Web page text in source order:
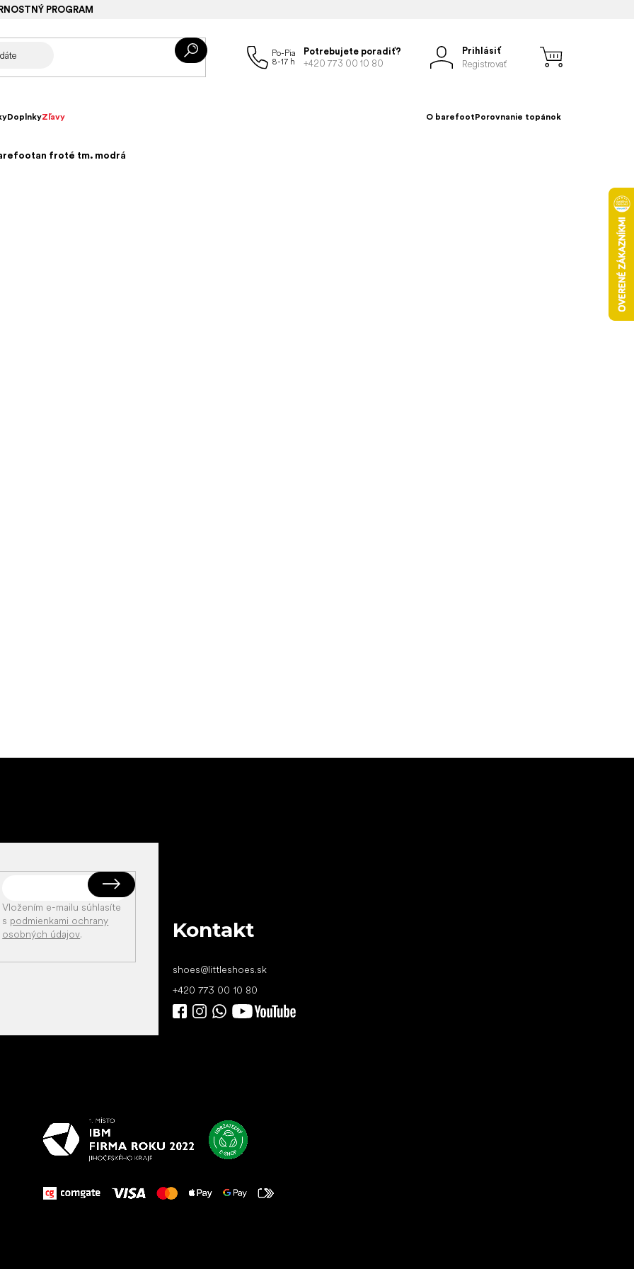
PROGRAM
Potrebujete poradiť?
+420 773 00 10 80
Prihlásiť
Registrovať
DoplnkyZľavy O barefootPorovnanie topánok
froté tm. modrá
Vložením e-mailu súhlasíte
s podmienkami ochrany
osobných údajov. Kontakt
shoes@littleshoes.sk
+420 773 00 10 80